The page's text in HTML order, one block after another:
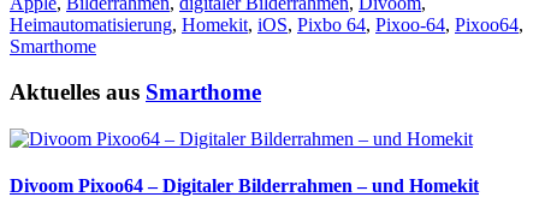
Heimautomatisierung, Homekit, iOS, Pixbo 64, Pixoo-64, Pixoo64,
Smarthome
Aktuelles aus Smarthome
Divoom Pixoo64 – Digitaler Bilderrahmen – und Homekit